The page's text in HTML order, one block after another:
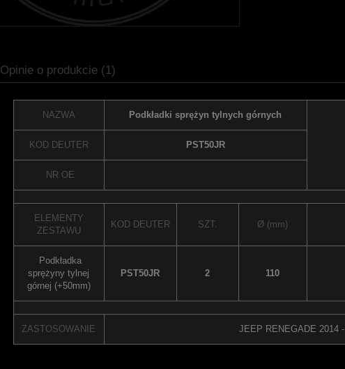
Opinie o produkcie (1)
NAZWA Podkładki sprężyn tylnych górnych
KOD DEUTER PST50JR
NR OE
ELEMENTY
ZESTAWU
KOD DEUTER SZT. Ø (mm)
Podkładka
sprężyny tylnej
górnej (+50mm)
PST50JR 2 110
ZASTOSOWANIE JEEP RENEGADE 2014 -